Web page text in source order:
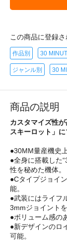
この商品に登録
作品別 30
ジャンル別 30
商品の説明
カスタマイズ性
スキーロット」
●30MM量産機史
●全身に搭載した
性を秘めた機体。
●Cタイプジョイ
能。
●武装にはライフ
3mmジョイントを
●ボリューム感の
●新デザインのロ
可能。